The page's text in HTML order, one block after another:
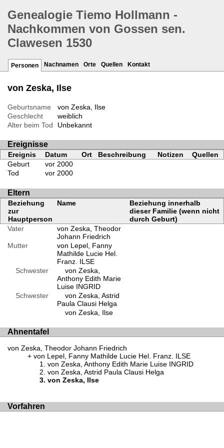
Genealogie Tiemo Hollmann -
Nachkommen von Gossen sen.
Clawesen 1530
Personen Nachnamen Orte Quellen Kontakt
von Zeska, Ilse
Geburtsname
von Zeska, Ilse
Geschlecht
weiblich
Alter beim Tod
Unbekannt
Ereignisse
Ereignis Datum Ort Beschreibung Notizen
Quellen
Geburt
vor 2000
Tod
vor 2000
Eltern
Beziehung
zur
Hauptperson
Name
Beziehung innerhalb
dieser Familie (wenn nicht
durch Geburt)
Vater
von Zeska, Theodor
Johann Friedrich
Mutter
von Lepel, Fanny
Mathilde Lucie Hel.
Franz. ILSE
Schwester
von Zeska,
Anthony Edith Marie
Luise INGRID
Schwester
von Zeska, Astrid
Paula Clausi Helga
von Zeska, Ilse
Ahnentafel
von Zeska, Theodor Johann Friedrich
von Lepel, Fanny Mathilde Lucie Hel. Franz. ILSE
von Zeska, Anthony Edith Marie Luise INGRID
von Zeska, Astrid Paula Clausi Helga
von Zeska, Ilse
Vorfahren